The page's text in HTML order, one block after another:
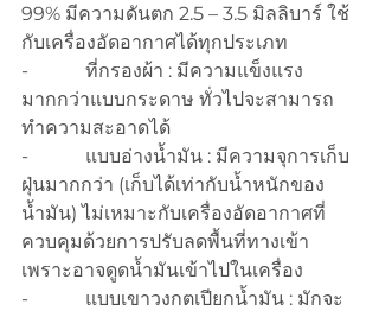
99% มีความดันตก 2.5 – 3.5 มิลลิบาร์ ใช้
กับเครื่องอัดอากาศได้ทุกประเภท
-            ที่กรองผ้า : มีความแข็งแรง
มากกว่าแบบกระดาษ ทั่วไปจะสามารถ
ทำความสะอาดได้
-            แบบอ่างน้ำมัน : มีความจุการเก็บ
ฝุ่นมากกว่า (เก็บได้เท่ากับน้ำหนักของ
น้ำมัน) ไม่เหมาะกับเครื่องอัดอากาศที่
ควบคุมด้วยการปรับลดพื้นที่ทางเข้า
เพราะอาจดูดน้ำมันเข้าไปในเครื่อง
-            แบบเขาวงกตเปียกน้ำมัน : มักจะ